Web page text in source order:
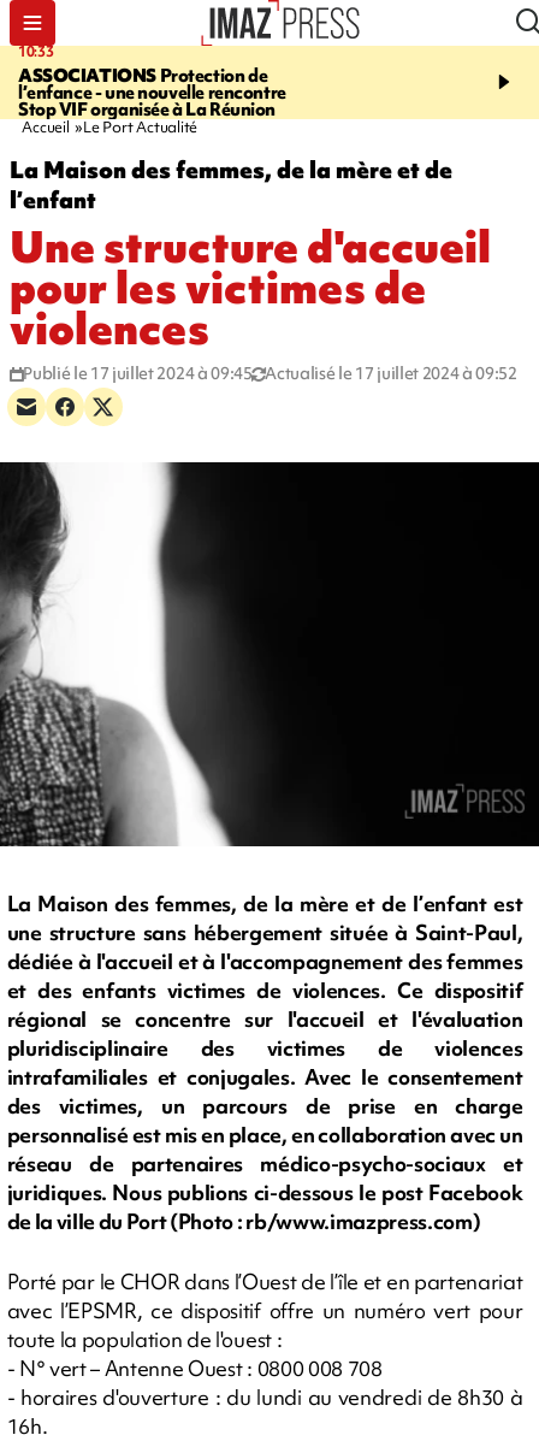
10:33
ASSOCIATIONSProtection de
l’enfance - une nouvelle rencontre
Stop VIF organisée à La Réunion
15:03
Vaste feu
l'ouest du pays, 20.000
Accueil Le Port Actualité
La Maison des femmes, de la mère et de
l’enfant
Une structure d'accueil
pour les victimes de
violences
Publié le 17 juillet 2024 à 09:45 Actualisé le 17 juillet 2024 à 09:52
La Maison des femmes, de la mère et de l’enfant est
une structure sans hébergement située à Saint-Paul,
dédiée à l'accueil et à l'accompagnement des femmes
et des enfants victimes de violences. Ce dispositif
régional se concentre sur l'accueil et l'évaluation
pluridisciplinaire des victimes de violences
intrafamiliales et conjugales. Avec le consentement
des victimes, un parcours de prise en charge
personnalisé est mis en place, en collaboration avec un
réseau de partenaires médico-psycho-sociaux et
juridiques. Nous publions ci-dessous le post Facebook
de la ville du Port (Photo : rb/www.imazpress.com)
Porté par le CHOR dans l’Ouest de l’île et en partenariat
avec l’EPSMR, ce dispositif offre un numéro vert pour
toute la population de l'ouest :
- N° vert – Antenne Ouest : 0800 008 708
- horaires d'ouverture : du lundi au vendredi de 8h30 à
16h.